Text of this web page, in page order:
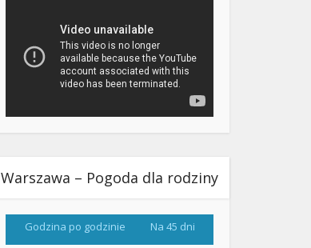
Warszawa – Pogoda dla rodziny
Godzina po godzinie Na 45 dni